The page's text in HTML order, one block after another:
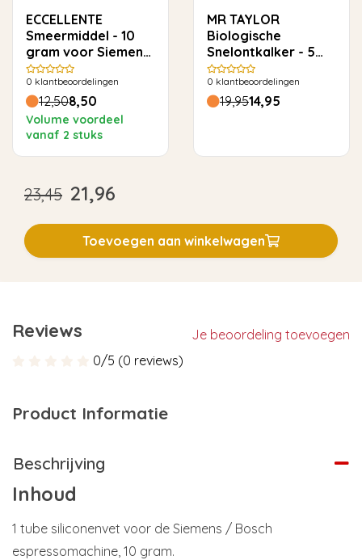
ECCELLENTE
Smeermiddel - 10
gram voor Siemens
en Bosch
0 klantbeoordelingen
12,508,50
Volume voordeel
vanaf 2 stuks
MR TAYLOR
Biologische
Snelontkalker - 5
keer ontkalken
0 klantbeoordelingen
19,9514,95
23,45 21,96
Toevoegen aan winkelwagen
Reviews
Je beoordeling toevoegen
0/5 (0 reviews)
Product Informatie
Beschrijving
Inhoud
1 tube siliconenvet voor de Siemens / Bosch
espressomachine, 10 gram.